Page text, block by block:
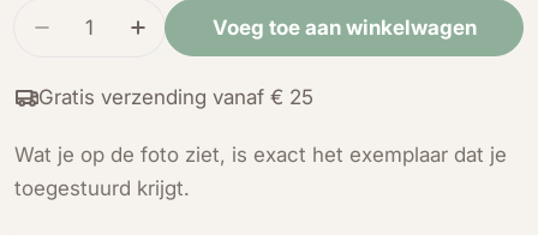
Hoeveelheid
Verminder de hoeveelheid voor SALE -
Verhoog de hoeveelheid voor SALE -
Voeg toe aan winkelwagen
Gratis verzending vanaf € 25
Wat je op de foto ziet, is exact het exemplaar dat je
toegestuurd krijgt.